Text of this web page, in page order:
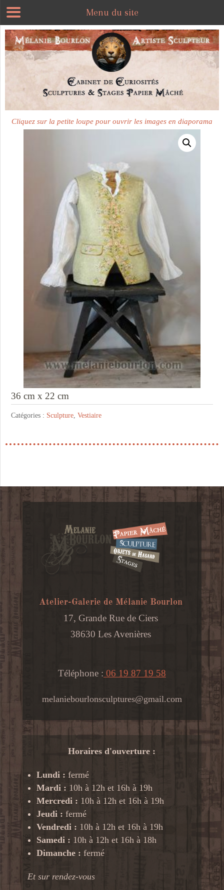
Plus disponible
Cliquez sur la petite loupe pour ouvrir les images en diaporama
36 cm x 22 cm
Catégories : Sculpture ,Vestiaire
Atelier-Galerie de Mélanie Bourlon
17, Grande Rue de Ciers
38630 Les Avenières
Téléphone : 06 19 87 19 58
melaniebourlonsculptures@gmail.com
Horaires d'ouverture :
Lundi : fermé
Mardi : 10h à 12h et 16h à 19h
Mercredi : 10h à 12h et 16h à 19h
Jeudi : fermé
Vendredi : 10h à 12h et 16h à 19h
Samedi : 10h à 12h et 16h à 18h
Dimanche : fermé
Et sur rendez-vous
Menu du site